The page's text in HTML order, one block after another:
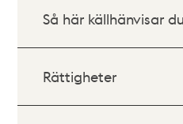
Så här källhänvisar
Rättigheter